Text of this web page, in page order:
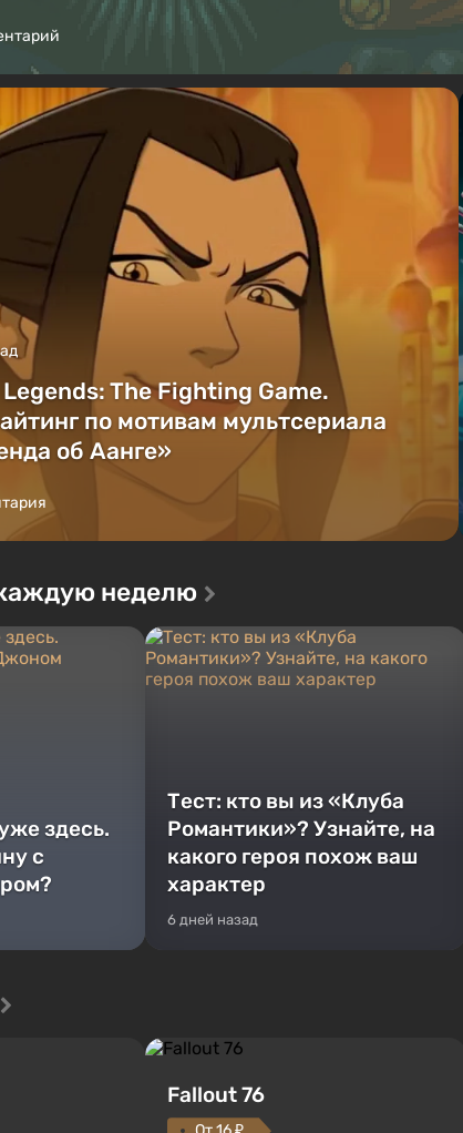
The Fighting Game.
по мотивам мультсериала
об Аанге»
неделю
здесь.
с
Тест: кто вы из «Клуба
Романтики»? Узнайте, на
какого героя похож ваш
характер
6 дней назад
Fallout 76